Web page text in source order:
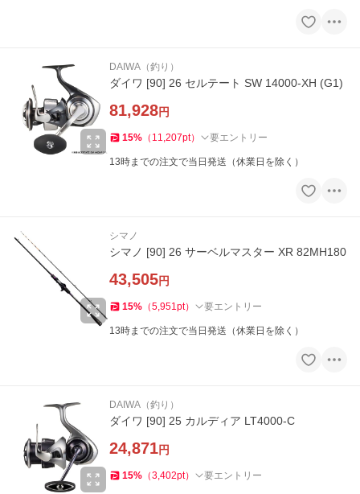
DAIWA（釣り）
ダイワ [90] 26 セルテート SW 14000-XH (G1)
81,928円
15% （ 11,207pt） 要エントリー
13時までの注文で当日発送（休業日を除く）
シマノ
シマノ [90] 26 サーベルマスター XR 82MH180
43,505円
15% （5,951pt） 要エントリー
13時までの注文で当日発送（休業日を除く）
DAIWA（釣り）
ダイワ [90] 25 カルディア LT4000-C
24,871円
15% （3,402pt） 要エントリー